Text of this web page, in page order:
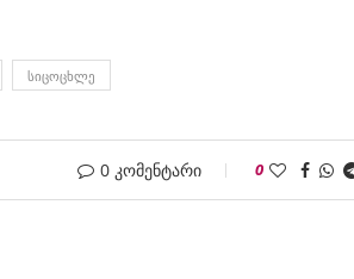
ᲡᲘᲪᲝᲪᲮᲚᲔ
0 კომენტარი 0